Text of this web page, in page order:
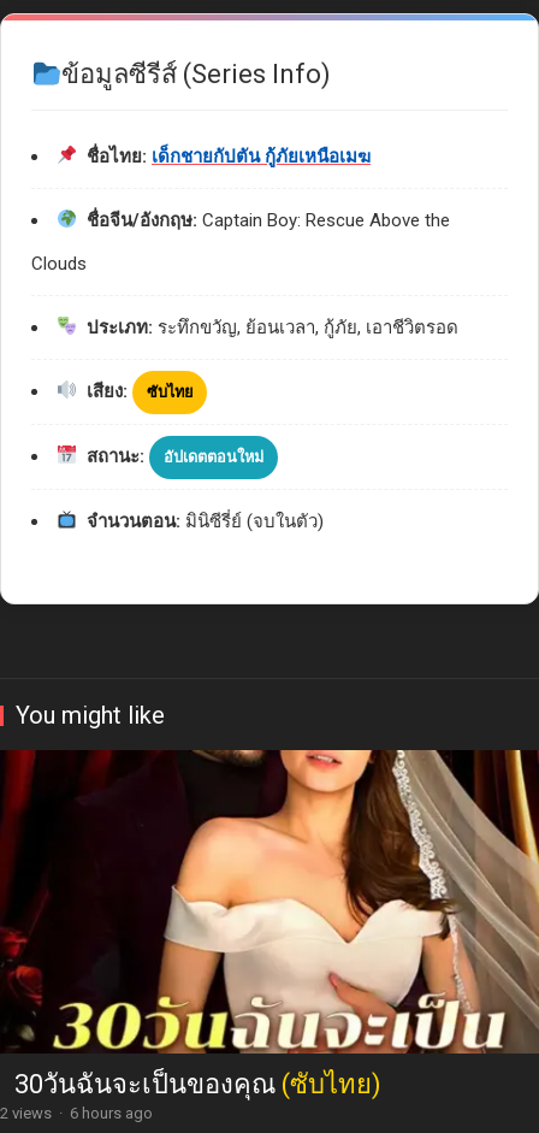
ข้อมูลซีรีส์ (Series Info)
ชื่อไทย: เด็กชายกัปตัน กู้ภัยเหนือเมฆ
ชื่อจีน/อังกฤษ: Captain Boy: Rescue Above the
Clouds
ประเภท: ระทึกขวัญ, ย้อนเวลา, กู้ภัย, เอาชีวิตรอด
เสียง: ซับไทย
สถานะ: อัปเดตตอนใหม่
จำนวนตอน: มินิซีรี่ย์ (จบในตัว)
You might like
30วันฉันจะเป็นของคุณ (ซับไทย)
2 views · 6 hours ago